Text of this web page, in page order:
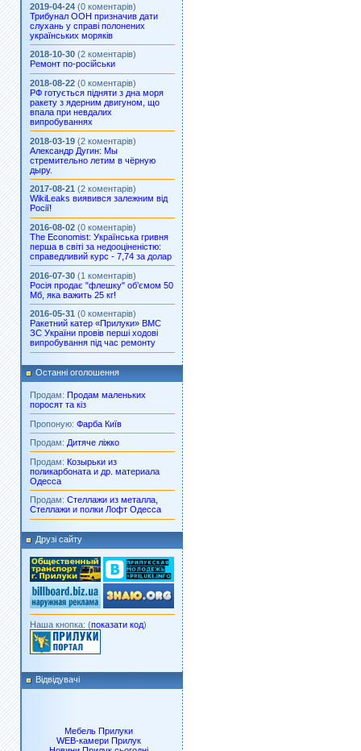
2019-04-24 (0 коментарів)
Трибунал ООН призначив дати
слухань у справі полонених
українських моряків
2018-10-30 (2 коментарів)
Ремонт по-російськи
2018-08-22 (0 коментарів)
РФ готується підняти з дна моря
ракету з ядерним двигуном, що
впала при невдалих
випробуваннях
2018-03-19 (2 коментарів)
Александр Дугин: Мы
стремительно летим в чёрную
дыру.
2017-08-21 (2 коментарів)
WikiLeaks виявився залежним від
Росії!
2016-08-02 (0 коментарів)
The Economist: Українська гривня
перша в світі за недооціненістю:
справедливий курс - 7,74 за долар
2016-07-30 (1 коментарів)
Росія продає "флешку" об’ємом 50
Мб, яка важить 25 кг!
2016-05-31 (0 коментарів)
Ракетний катер «Прилуки» ВМС
ЗС України провів перші ходові
випробування під час ремонту
Останні оголошення
Продам: Продам маленьких
поросят та кіз
Пропоную: Фарба Київ
Продам: Дитяче ліжко
Продам: Козырьки из
поликарбоната и др. материала
Одесса
Продам: Стеллажи из металла,
Стеллажи и полки Лофт Одесса
Друзі сайту
Наша кнопка: (показати код)
Відвідувачі
Мебель Прилуки
WEB-камери Прилук